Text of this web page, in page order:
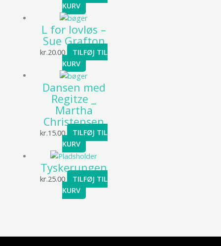
KURV
L for lovløs –
Sue Grafton
kr.20.00
TILFØJ TIL
KURV
Dansen med
Regitze _
Martha
Christensen
kr.15.00
TILFØJ TIL
KURV
Tyskerungen
kr.25.00
TILFØJ TIL
KURV